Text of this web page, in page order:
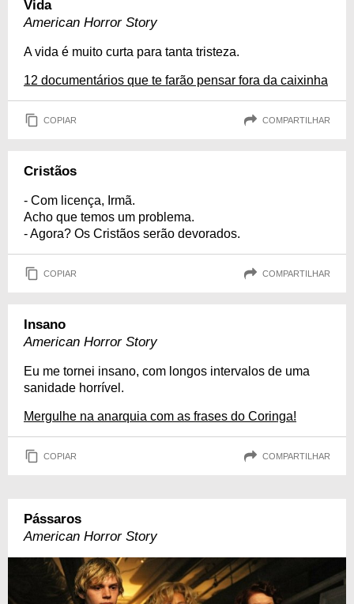
Vida
American Horror Story
A vida é muito curta para tanta tristeza.
12 documentários que te farão pensar fora da caixinha
COPIAR COMPARTILHAR
Cristãos
- Com licença, Irmã.
Acho que temos um problema.
- Agora? Os Cristãos serão devorados.
COPIAR COMPARTILHAR
Insano
American Horror Story
Eu me tornei insano, com longos intervalos de uma
sanidade horrível.
Mergulhe na anarquia com as frases do Coringa!
COPIAR COMPARTILHAR
Pássaros
American Horror Story